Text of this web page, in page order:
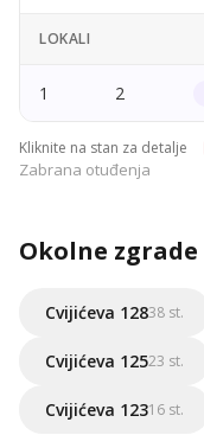
LOKALI
1 2
Kliknite na stan za detalje
Zabrana otuđenja
Okolne zgrade
Cvijićeva 12838 st.
Cvijićeva 12523 st.
Cvijićeva 12316 st.